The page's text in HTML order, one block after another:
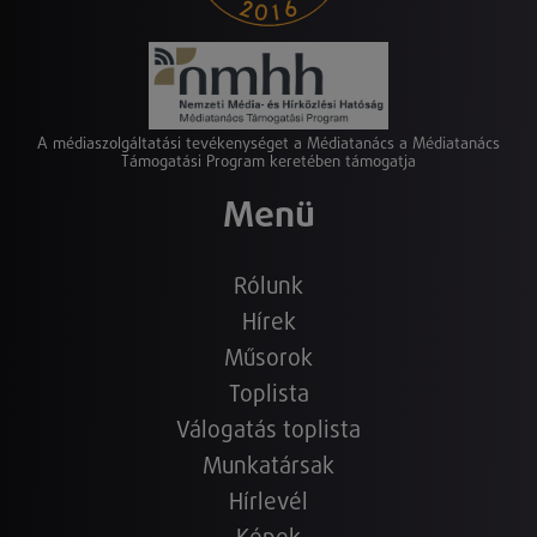
A médiaszolgáltatási tevékenységet a Médiatanács a Médiatanács
Támogatási Program keretében támogatja
Menü
Rólunk
Hírek
Műsorok
Toplista
Válogatás toplista
Munkatársak
Hírlevél